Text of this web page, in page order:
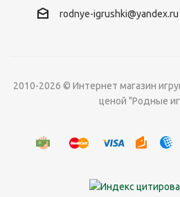
rodnye-igrushki@yandex.ru
2010-2026 © Интернет магазин
ценой "Родные